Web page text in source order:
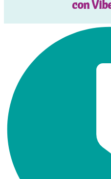
con